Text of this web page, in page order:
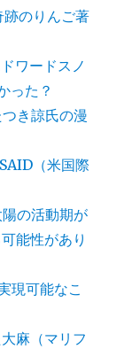
跡のりんご著
ワードスノ
った？
き諒氏の漫
（米国際
陽の活動期が
能性があり
現可能なこ
麻（マリフ